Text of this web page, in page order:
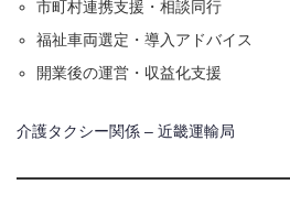
市町村連携支援・相談同行
福祉車両選定・導入アドバイス
開業後の運営・収益化支援
介護タクシー関係 – 近畿運輸局